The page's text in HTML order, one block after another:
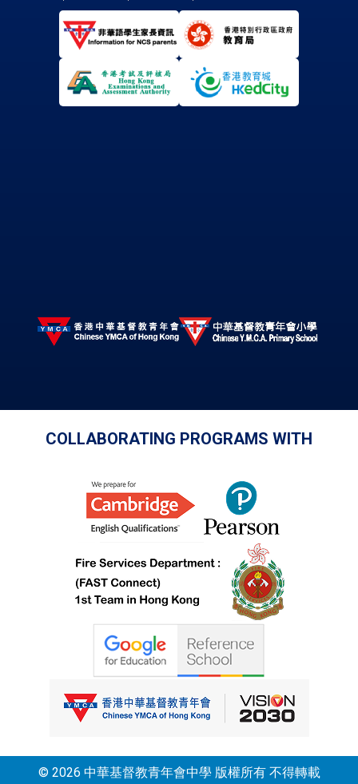
COLLABORATING PROGRAMS WITH
© 2026 中華基督教青年會中學 版權所有 不得轉載